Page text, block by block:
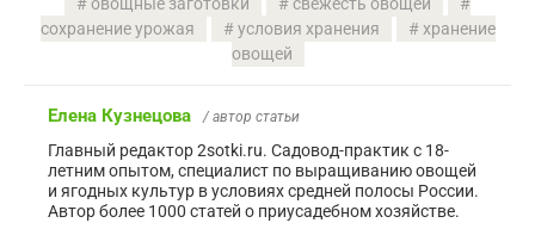
сохранение урожая
условия хранения
хранение
овощей
Елена Кузнецова / автор статьи
Главный редактор 2sotki.ru. Садовод-практик с 18-
летним опытом, специалист по выращиванию овощей
и ягодных культур в условиях средней полосы России.
Автор более 1000 статей о приусадебном хозяйстве.